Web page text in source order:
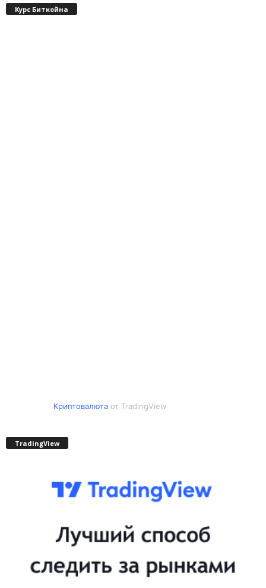
Курс Биткойна
Криптовалютаот TradingView
TradingView